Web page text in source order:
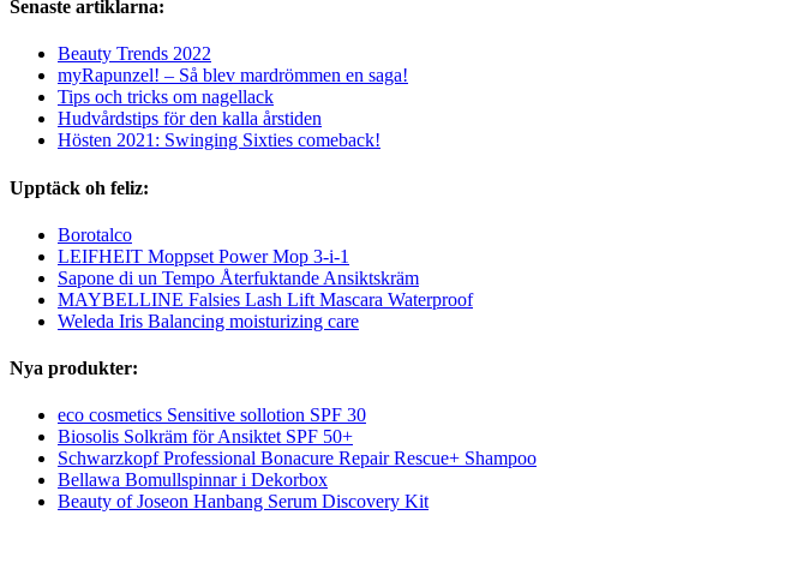
Senaste artiklarna:
Beauty Trends 2022
myRapunzel! – Så blev mardrömmen en saga!
Tips och tricks om nagellack
Hudvårdstips för den kalla årstiden
Hösten 2021: Swinging Sixties comeback!
Upptäck oh feliz:
Borotalco
LEIFHEIT Moppset Power Mop 3-i-1
Sapone di un Tempo Återfuktande Ansiktskräm
MAYBELLINE Falsies Lash Lift Mascara Waterproof
Weleda Iris Balancing moisturizing care
Nya produkter:
eco cosmetics Sensitive sollotion SPF 30
Biosolis Solkräm för Ansiktet SPF 50+
Schwarzkopf Professional Bonacure Repair Rescue+ Shampoo
Bellawa Bomullspinnar i Dekorbox
Beauty of Joseon Hanbang Serum Discovery Kit